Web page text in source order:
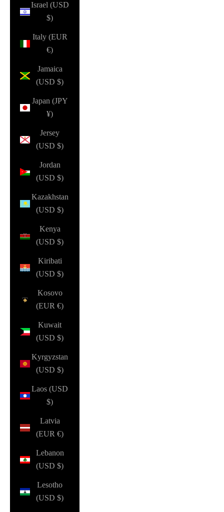
Israel (USD
$)
Italy (EUR
€)
Jamaica
(USD $)
Japan (JPY
¥)
Jersey
(USD $)
Jordan
(USD $)
Kazakhstan
(USD $)
Kenya
(USD $)
Kiribati
(USD $)
Kosovo
(EUR €)
Kuwait
(USD $)
Kyrgyzstan
(USD $)
Laos (USD
$)
Latvia
(EUR €)
Lebanon
(USD $)
Lesotho
(USD $)